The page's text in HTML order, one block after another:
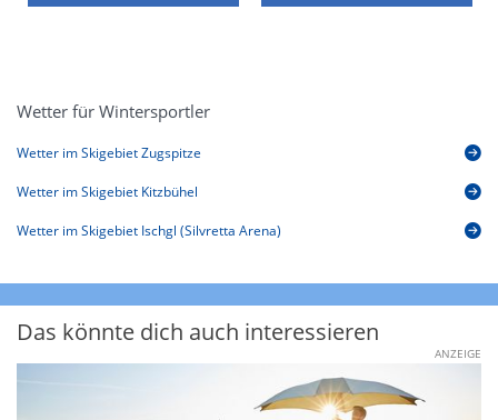
Wetter für Wintersportler
Wetter im Skigebiet Zugspitze
Wetter im Skigebiet Kitzbühel
Wetter im Skigebiet Ischgl (Silvretta Arena)
Das könnte dich auch interessieren
ANZEIGE